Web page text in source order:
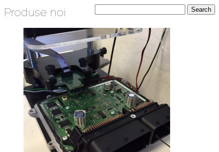
Produse noi